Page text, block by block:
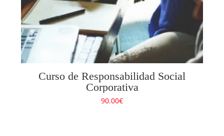
Curso de Responsabilidad Social
Corporativa
90.00€